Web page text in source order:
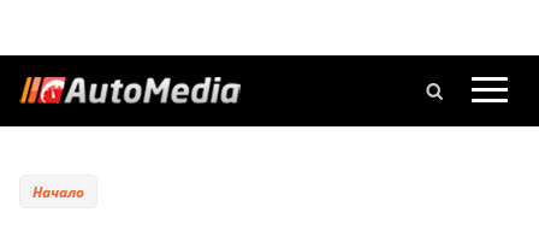
Начало